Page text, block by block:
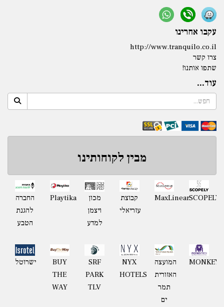
עקבו אחרינו
http://www.tranquilo.co.il
צרו קשר
שתפו אותנו!
עוד...
מבין לקוחותינו
החברה
להגנת
הטבע
Playtika
מכון
ויצמן
למדע
קבוצת
עזריאלי
MaxLinearSCOPELY
ישרוטל
BUY
THE
WAY
SRF
PARK
TLV
NYX
HOTELS
המועצה
האזורית
תמר
ים